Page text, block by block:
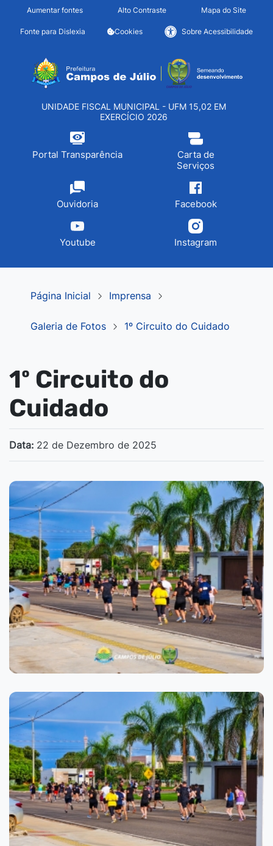
Seção de atalhos e links
Ir para o conteúdo [alt+1]
Ir para o menu [alt+2]
Ir para o rodapé [alt+4]
Aumentar fontes Alto Contraste Mapa do Site
Fonte para Dislexia Cookies Sobre Acessibilidade
Seção do menu principal
UNIDADE FISCAL MUNICIPAL - UFM 15,02 EM
EXERCÍCIO 2026
Portal Transparência
Carta de
Serviços
Ouvidoria Facebook
Youtube Instagram
Página Inicial Imprensa
Galeria de Fotos 1º Circuito do Cuidado
1º Circuito do
Cuidado
Data: 22 de Dezembro de 2025